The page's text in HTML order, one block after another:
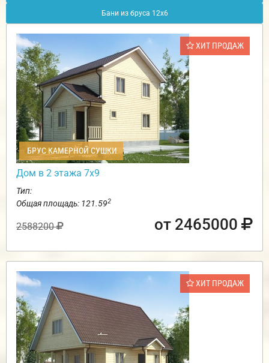
Бани из бруса 12х6
ХИТ ПРОДАЖ
БРУС КАМЕРНОЙ СУШКИ
Дом в 2 этажа 7х9
Тип:
Общая площадь: 121.592
2588200 от 2465000
ХИТ ПРОДАЖ